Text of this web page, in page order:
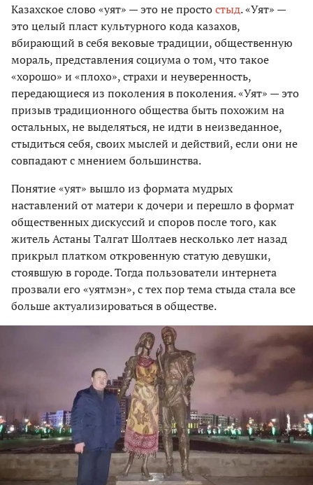
Казахское слово «уят» — это не простостыд. «Уят» —
это целый пласт культурного кода казахов,
вбирающий в себя вековые традиции, общественную
мораль, представления социума о том, что такое
«хорошо» и «плохо», страхи и неуверенность,
передающиеся из поколения в поколения. «Уят» — это
призыв традиционного общества быть похожим на
остальных, не выделяться, не идти в неизведанное,
стыдиться себя, своих мыслей и действий, если они не
совпадают с мнением большинства.
Понятие «уят» вышло из формата мудрых
наставлений от матери к дочери и перешло в формат
общественных дискуссий и споров после того, как
житель Астаны Талгат Шолтаев несколько лет назад
прикрыл платком откровенную статую девушки,
стоявшую в городе. Тогда пользователи интернета
прозвали его «уятмэн», с тех пор тема стыда стала все
больше актуализироваться в обществе.